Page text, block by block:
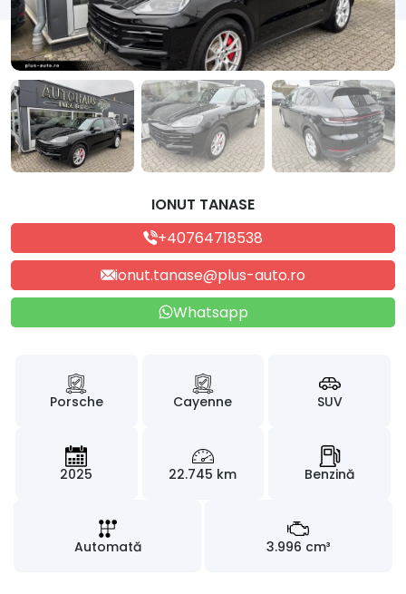
Despre Noi
Contact
IONUT TANASE
+40764718538
ionut.tanase@plus-auto.ro
Whatsapp
Porsche Cayenne SUV
2025 22.745 km Benzină
Automată 3.996 cm³